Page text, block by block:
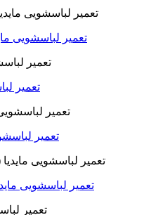
تعمیر لباسشویی
تعمیر
تعمیر
تعمیر لباسشویی